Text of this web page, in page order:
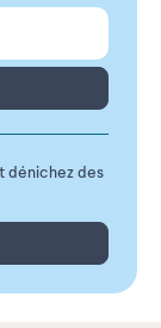
dénichez des